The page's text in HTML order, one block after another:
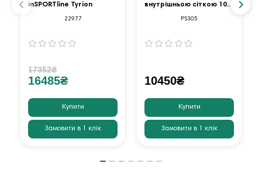
inSPORTline Tyrion
22977
17352₴
16485₴
Купити
Замовити в 1 клік
внутрішньою сіткою 10
PS305
10450₴
Купити
Замовити в 1 клік